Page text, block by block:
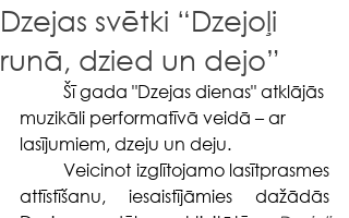
Dzejas svētki “Dzejoļi
runā, dzied un dejo”
muzikāli performatīvā veidā – ar
lasījumiem, dzeju un deju.
	Veicinot izglītojamo lasītprasmes
attīstīšanu, iesaistījāmies dažādās